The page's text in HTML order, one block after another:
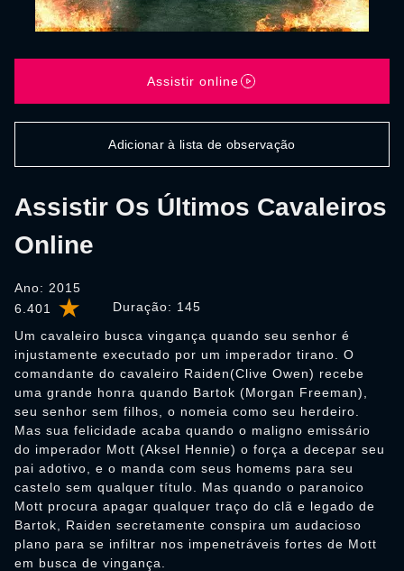
6.401 Duração: 145
Assistir Os Últimos Cavaleiros
Online
Ano: 2015
Um cavaleiro busca vingança quando seu senhor é
injustamente executado por um imperador tirano. O
comandante do cavaleiro Raiden(Clive Owen) recebe
uma grande honra quando Bartok (Morgan Freeman),
seu senhor sem filhos, o nomeia como seu herdeiro.
Mas sua felicidade acaba quando o maligno emissário
do imperador Mott (Aksel Hennie) o força a decepar seu
pai adotivo, e o manda com seus homems para seu
castelo sem qualquer título. Mas quando o paranoico
Mott procura apagar qualquer traço do clã e legado de
Bartok, Raiden secretamente conspira um audacioso
plano para se infiltrar nos impenetráveis fortes de Mott
em busca de vingança.
Assistir online
Adicionar à lista de observação